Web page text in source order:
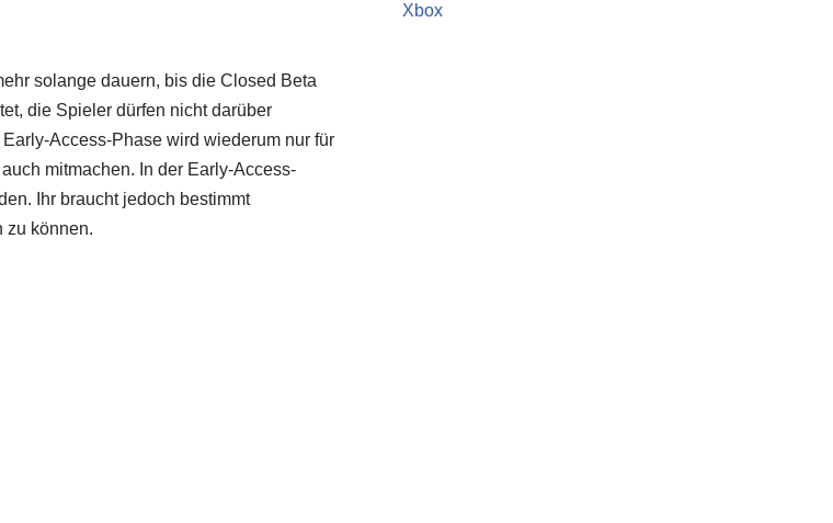
solange dauern, bis die Closed Beta
die Spieler dürfen nicht darüber
Access-Phase wird wiederum nur für
mitmachen. In der Early-Access-
Ihr braucht jedoch bestimmt
zu können.
Xbox